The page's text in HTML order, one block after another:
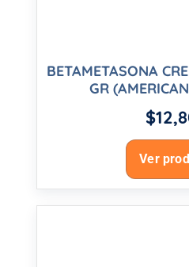
BETAMETASONA
GR
$
Ver